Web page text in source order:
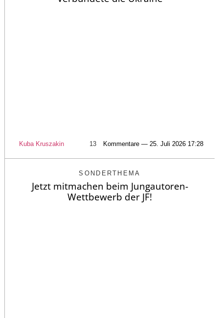
Kuba Kruszakin 13 Kommentare — 25. Juli 2026 17:28
SONDERTHEMA
Jetzt mitmachen beim Jungautoren-
Wettbewerb der JF!